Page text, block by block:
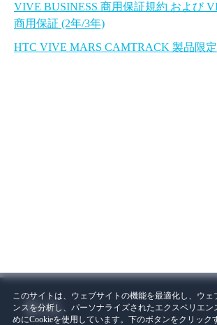
VIVE BUSINESS 商用保証規約 および
商用保証 (2年/3年)
HTC VIVE MARS CAMTRACK 製品限
このサイトは、ウェブサイトの機能を最適化し、ウェ
ンスを分析し、パーソナライズされたエクスペリエン
めにCookieを使用しています。下のボタンをクリック
製品